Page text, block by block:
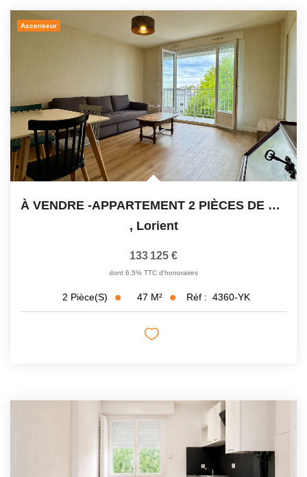
Ascenseur
À VENDRE -APPARTEMENT 2 PIÈCES DE 47 M² -BALCON - VUE...
, Lorient
133 125 €
dont 6,5% TTC d'honoraires
2 Pièce(s) 47 M² Réf : 4360-YK